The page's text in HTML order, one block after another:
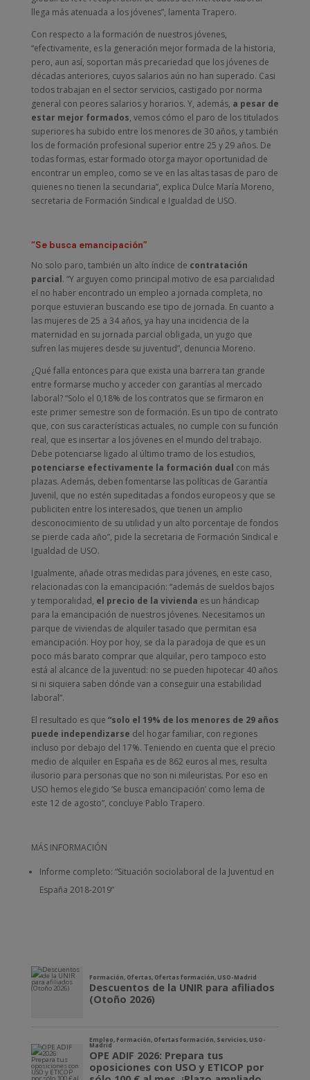
llega más atenuada a los jóvenes”, lamenta Trapero.
Con respecto a la formación de nuestros jóvenes,
“efectivamente, es la generación mejor formada de la historia,
pero, aun así, soportan más precariedad que los jóvenes de
décadas anteriores, cuyos salarios aún no han superado. Casi
todos trabajan en el sector servicios, castigado por norma
general con peores salarios y horarios. Y, además, a pesar de
estar mejor formados, vemos cómo el paro de los titulados
superiores ha subido entre los menores de 30 años, y también
los de formación profesional superior entre 25 y 29 años. De
todas formas, estar formado otorga mayor oportunidad de
encontrar un empleo, como se ve en las altas tasas de paro de
quienes no tienen la secundaria”, explica Dulce María Moreno,
secretaria de Formación Sindical e Igualdad de USO.
“Se busca emancipación”
No solo paro, también un alto índice de contratación
parcial. “Y arguyen como principal motivo de esa parcialidad
el no haber encontrado un empleo a jornada completa, no
porque estuvieran buscando ese tipo de jornada. En cuanto a
las mujeres de 25 a 34 años, ya hay una incidencia de la
maternidad en su jornada parcial obligada, un yugo que
sufren las mujeres desde su juventud”, denuncia Moreno.
¿Qué falla entonces para que exista una barrera tan grande
entre formarse mucho y acceder con garantías al mercado
laboral? “Solo el 0,18% de los contratos que se firmaron en
este primer semestre son de formación. Es un tipo de contrato
que, con sus características actuales, no cumple con su función
real, que es insertar a los jóvenes en el mundo del trabajo.
Debe potenciarse ligado al último tramo de los estudios,
potenciarse efectivamente la formación dual con más
plazas. Además, deben fomentarse las políticas de Garantía
Juvenil, que no estén supeditadas a fondos europeos y que se
publiciten entre los interesados, que tienen un amplio
desconocimiento de su utilidad y un alto porcentaje de fondos
se pierde cada año”, pide la secretaria de Formación Sindical e
Igualdad de USO.
Igualmente, añade otras medidas para jóvenes, en este caso,
relacionadas con la emancipación: “además de sueldos bajos
y temporalidad, el precio de la vivienda es un hándicap
para la emancipación de nuestros jóvenes. Necesitamos un
parque de viviendas de alquiler tasado que permitan esa
emancipación. Hoy por hoy, se da la paradoja de que es un
poco más barato comprar que alquilar, pero tampoco esto
está al alcance de la juventud: no se pueden hipotecar 40 años
si ni siquiera saben dónde van a conseguir una estabilidad
laboral”.
El resultado es que “solo el 19% de los menores de 29 años
puede independizarse del hogar familiar, con regiones
incluso por debajo del 17%. Teniendo en cuenta que el precio
medio de alquiler en España es de 862 euros al mes, resulta
ilusorio para personas que no son ni mileuristas. Por eso en
USO hemos elegido ‘Se busca emancipación’ como lema de
este 12 de agosto”, concluye Pablo Trapero.
MÁS INFORMACIÓN
Informe completo: “Situación sociolaboral de la Juventud en
España 2018-2019”